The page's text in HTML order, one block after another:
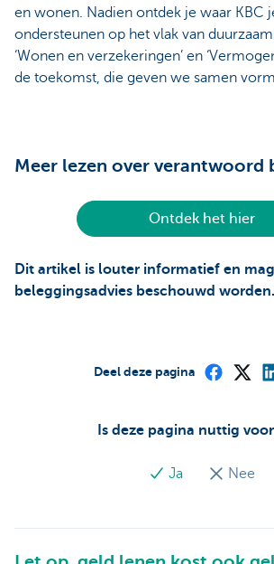
en wonen. Nadien ontdek je waar KBC
ondersteunen op het vlak van
‘Wonen en verzekeringen’ en
de toekomst, die geven we samen
Meer lezen over verantwoord
Ontdek het hier
Dit artikel is louter informatief en
beleggingsadvies beschouwd worden.
Is deze pagina nuttig
Ja Nee
Deel deze pagina